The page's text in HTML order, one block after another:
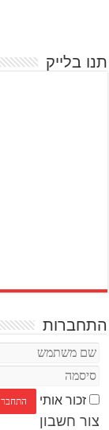
תנו בלייק
התחברות
זכור אותי
צור חשבון